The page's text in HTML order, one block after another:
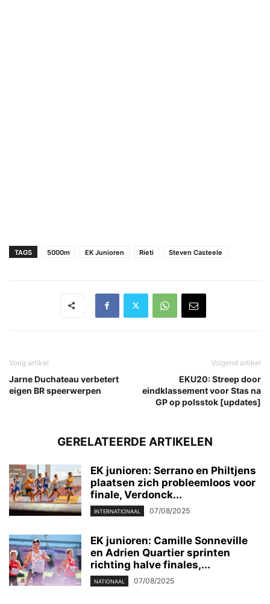
TAGS 5000m EK Junioren Rieti Steven Casteele
Vorig artikel
Jarne Duchateau verbetert
eigen BR speerwerpen
Volgend artikel
EKU20: Streep door
eindklassement voor Stas na
GP op polsstok [updates]
GERELATEERDE ARTIKELEN
EK junioren: Serrano en Philtjens
plaatsen zich probleemloos voor
finale, Verdonck...
INTERNATIONAAL 07/08/2025
EK junioren: Camille Sonneville
en Adrien Quartier sprinten
richting halve finales,...
NATIONAAL 07/08/2025